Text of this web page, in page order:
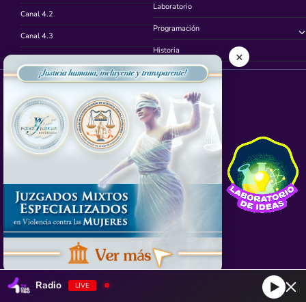
Canal 4.2
Canal 4.3
Canal 4.4
Laboratorio
Programación
Historia
Síguenos en
App TVCUATRO
Radio LIVE
×